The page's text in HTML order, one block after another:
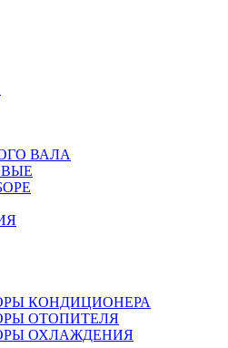
ВАЛА
КОНДИЦИОНЕРА
ОТОПИТЕЛЯ
ОХЛАЖДЕНИЯ